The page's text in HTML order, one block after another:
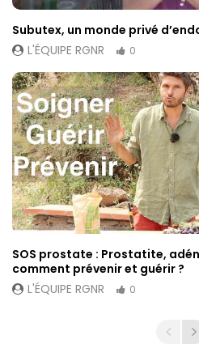
Subutex, un monde privé
L'ÉQUIPE RGNR
0
SOS prostate : Prostatite,
comment prévenir et guérir ?
L'ÉQUIPE RGNR
0